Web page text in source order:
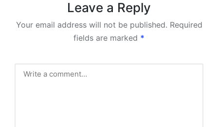
Leave a Reply
Your email address will not be published. Required
fields are marked *